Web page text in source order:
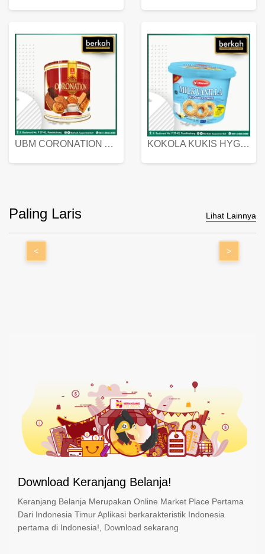
UBM CORONATION ASSORTED BISKUIT KALENG 450 GRAM KOKOLA KUKIS HYGIENIC MILK VANILLA PACK 320 GR
Paling Laris Lihat Lainnya
< >
Download Keranjang Belanja!
Keranjang Belanja Merupakan Online Market Place Pertama
Dari Indonesia Timur Aplikasi berkarakteristik Indonesia
pertama di Indonesia!, Download sekarang